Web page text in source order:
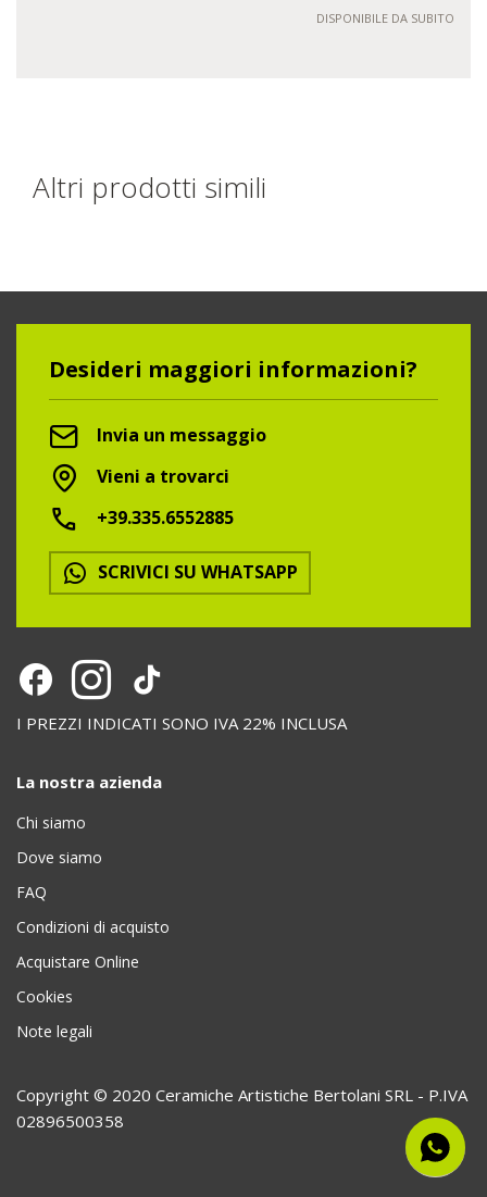
DISPONIBILE DA SUBITO
Altri prodotti simili
Desideri maggiori informazioni?
Invia un messaggio
Vieni a trovarci
+39.335.6552885
SCRIVICI SU WHATSAPP
I PREZZI INDICATI SONO IVA 22% INCLUSA
La nostra azienda
Chi siamo
Dove siamo
FAQ
Condizioni di acquisto
Acquistare Online
Cookies
Note legali
Copyright © 2020 Ceramiche Artistiche Bertolani SRL - P.IVA
02896500358